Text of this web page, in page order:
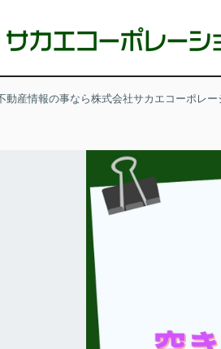
動産情報の事なら株式会社サカエコーポレー